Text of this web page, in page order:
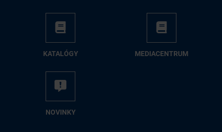
KA­TA­LÓ­GY ME­DIA­CEN­TRUM
NO­VIN­KY